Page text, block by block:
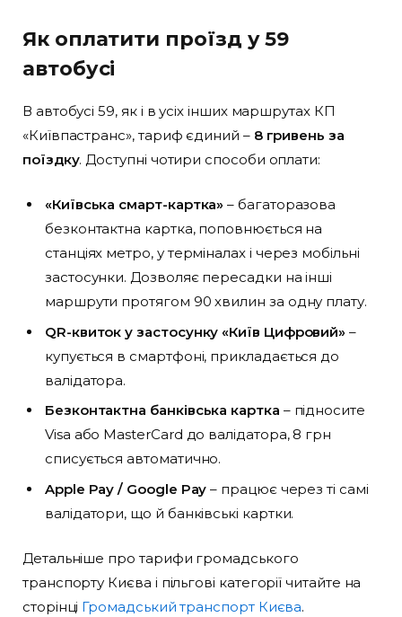
Як оплатити проїзд у 59
автобусі
В автобусі 59, як і в усіх інших маршрутах КП
«Київпастранс», тариф єдиний – 8 гривень за
поїздку. Доступні чотири способи оплати:
«Київська смарт-картка» – багаторазова
безконтактна картка, поповнюється на
станціях метро, у терміналах і через мобільні
застосунки. Дозволяє пересадки на інші
маршрути протягом 90 хвилин за одну плату.
QR-квиток у застосунку «Київ Цифровий» –
купується в смартфоні, прикладається до
валідатора.
Безконтактна банківська картка – підносите
Visa або MasterCard до валідатора, 8 грн
списується автоматично.
Apple Pay / Google Pay – працює через ті самі
валідатори, що й банківські картки.
Детальніше про тарифи громадського
транспорту Києва і пільгові категорії читайте на
сторінці Громадський транспорт Києва.